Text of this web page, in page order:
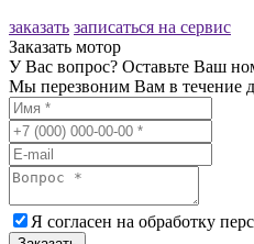
заказать записаться на сервис
Заказать мотор
У Вас вопрос? Оставьте Ваш
Мы перезвоним Вам в течение
Я согласен на обработку